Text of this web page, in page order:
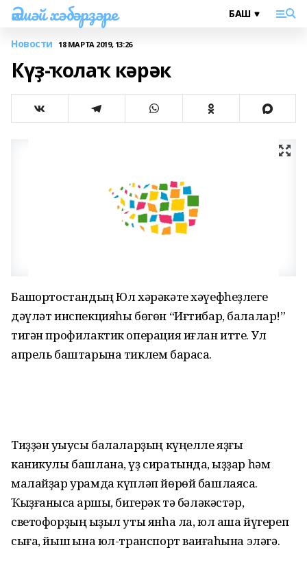
Әлшәй хәбәрҙәре
Новости 18 МАРТА 2019, 13:26
Күҙ-ҡолаҡ кәрәк
Башҡортостандың Юл хәрәкәте хәүефһеҙлеге
дәүләт инспекцияһы бөгөн “Иғтибар, балалар!”
тигән профилактик операция иғлан итте. Ул
апрель баштарына тиклем барасаҡ.
Тиҙҙән уҡыусы балаларҙың күңелле яҙғы
каникулы башлана, үҙ сиратында, ҡыҙҙар һәм
малайҙар урамда күпләп йөрөй башлаясаҡ.
Ҡыҙғанысҡа ҡаршы, бигерәк тә бәләкәстәр,
светофорҙың ҡыҙыл уты янһа ла, юл аша йүгереп
сыға, йыш ҡына юл-транспорт ваҡиғаһына эләгә.